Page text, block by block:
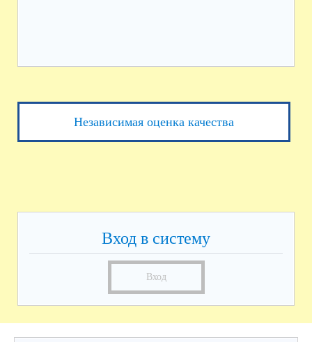
Независимая оценка качества
Вход в систему
Вход